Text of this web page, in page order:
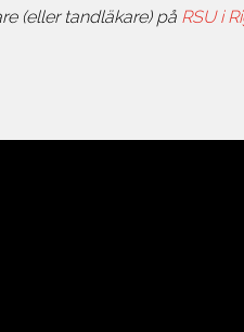
(eller tandläkare) på RSU i